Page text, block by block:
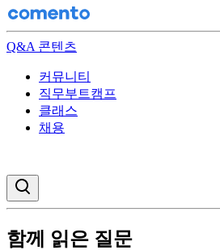
Q&A 콘텐츠
커뮤니티
직무부트캠프
클래스
채용
함께 읽은 질문